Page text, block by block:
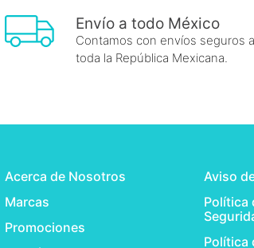
Envío a todo México
Contamos con envíos seguros a
toda la República Mexicana.
Acerca de Nosotros
Marcas
Promociones
Aviso
Política
Política